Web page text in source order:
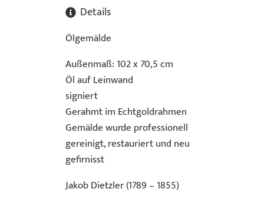
Details
Ölgemälde
Außenmaß: 102 x 70,5 cm
Öl auf Leinwand
signiert
Gerahmt im Echtgoldrahmen
Gemälde wurde professionell
gereinigt, restauriert und neu
gefirnisst
Jakob Dietzler (1789 – 1855)